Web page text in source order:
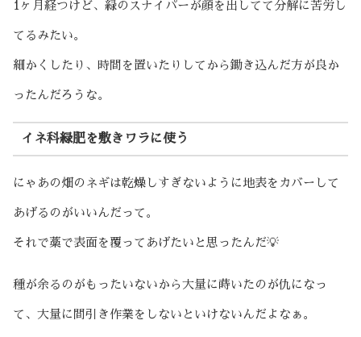
1ヶ月経つけど、緑のスナイパーが顔を出してて分解に苦労し
てるみたい。
細かくしたり、時間を置いたりしてから鋤き込んだ方が良か
ったんだろうな。
イネ科緑肥を敷きワラに使う
にゃあの畑のネギは乾燥しすぎないように地表をカバーして
あげるのがいいんだって。
それで藁で表面を覆ってあげたいと思ったんだ💡
種が余るのがもったいないから大量に蒔いたのが仇になっ
て、大量に間引き作業をしないといけないんだよなぁ。